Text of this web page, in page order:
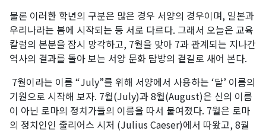
물론 이러한 학년의 구분은 많은 경우 서양의 경우이며, 일본과
우리나라는 봄에 시작되는 등 서로 다르다. 그래서 오늘은 교육
칼럼의 본분을 잠시 망각하고, 7월을 맞아 7과 관계되는 지나간
역사의 결과를 돌아 보는 서양 문화 탐방의 곁길로 새어 본다.
7월이라는 이름 “July”를 위해 서양에서 사용하는 ‘달’ 이름의
기원으로 시작해 보자. 7월(July)과 8월(August)은 신의 이름
이 아닌 로마의 정치가들의 이름을 따서 붙여졌다. 7월은 로마
의 정치인인 줄리어스 시저 (Julius Caeser)에서 따왔고, 8월